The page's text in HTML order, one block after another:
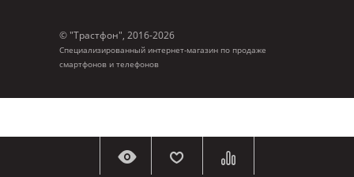
© "Трастфон", 2016-2026
Специализированный интернет-магазин по продаже
смартфонов и телефонов